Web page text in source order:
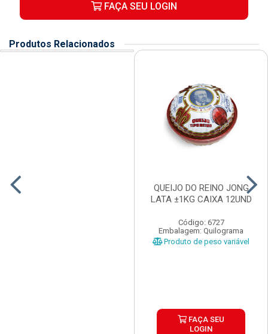
FAÇA SEU LOGIN
Produtos Relacionados
QUEIJO DO REINO JONG
LATA ±1KG CAIXA 12UND
Código: 6727
Embalagem: Quilograma
Produto de peso variável
FAÇA SEU
LOGIN